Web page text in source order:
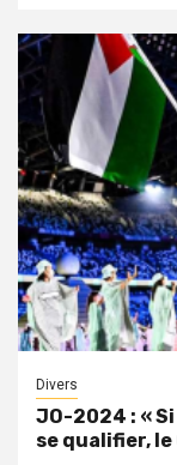
Divers
JO-2024 : «
se qualifier,